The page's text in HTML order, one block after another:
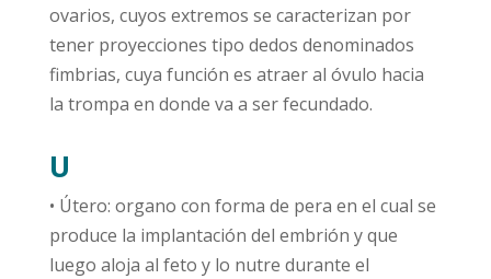
ovarios, cuyos extremos se caracterizan por
tener proyecciones tipo dedos denominados
fimbrias, cuya función es atraer al óvulo hacia
la trompa en donde va a ser fecundado.
U
• Útero: organo con forma de pera en el cual se
produce la implantación del embrión y que
luego aloja al feto y lo nutre durante el